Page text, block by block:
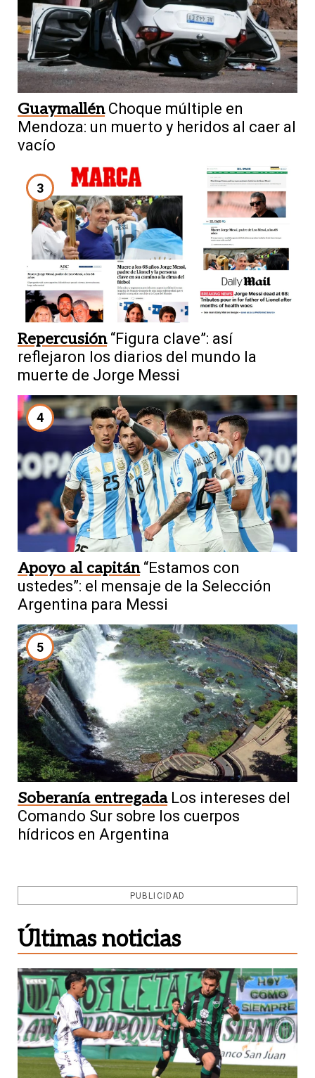
Guaymallén Choque múltiple en
Mendoza: un muerto y heridos al caer al
vacío
3
Repercusión “Figura clave”: así
reflejaron los diarios del mundo la
muerte de Jorge Messi
4
Apoyo al capitán “Estamos con
ustedes”: el mensaje de la Selección
Argentina para Messi
5
Soberanía entregada Los intereses del
Comando Sur sobre los cuerpos
hídricos en Argentina
PUBLICIDAD
Últimas noticias